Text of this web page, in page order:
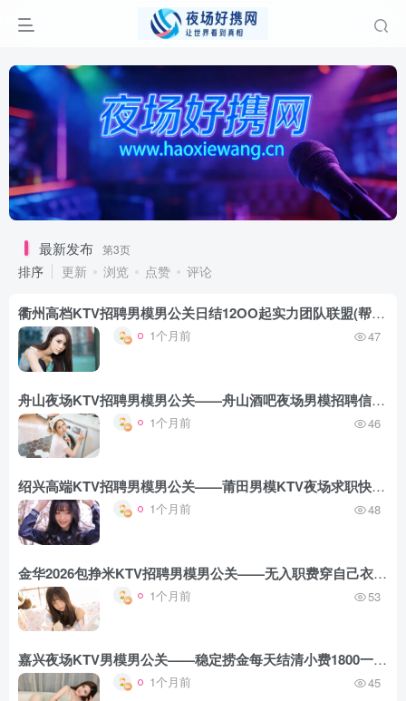
最新发布 第3页
排序 更新 浏览 点赞 评论
衢州高档KTV招聘男模男公关日结12OO起实力团队联盟(帮助他人快乐 梦想的道路上不轻言放弃)
1个月前 47
舟山夜场KTV招聘男模男公关——舟山酒吧夜场男模招聘信息——[选择大于一切]口碑证明所有
1个月前 46
绍兴高端KTV招聘男模男公关——莆田男模KTV夜场求职快速查看(梦想的道路上永不止步)
1个月前 48
金华2026包挣米KTV招聘男模男公关——无入职费穿自己衣服上——希望引领我们前进
1个月前 53
嘉兴夜场KTV男模男公关——稳定捞金每天结清小费1800一个班(勇敢追求自己的幸福)
1个月前 45